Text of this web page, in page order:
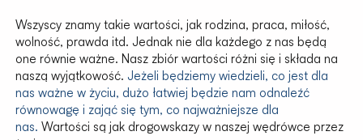
Wszyscy znamy takie wartości, jak rodzina, praca, miłość,
wolność, prawda itd. Jednak nie dla każdego z nas będą
one równie ważne. Nasz zbiór wartości różni się i składa na
naszą wyjątkowość. Jeżeli będziemy wiedzieli, co jest dla
nas ważne w życiu, dużo łatwiej będzie nam odnaleźć
równowagę i zająć się tym, co najważniejsze dla
nas. Wartości są jak drogowskazy w naszej wędrówce przez